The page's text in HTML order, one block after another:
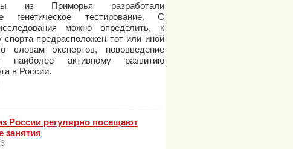
из Приморья разработали
генетическое тестирование. С
можно определить, к
спорта предрасположен тот или иной
словам экспертов, нововведение
наиболее активному развитию
в России.
России регулярно посещают
занятия